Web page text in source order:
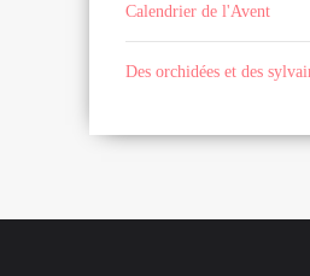
Calendrier de l'Avent
Des orchidées et des